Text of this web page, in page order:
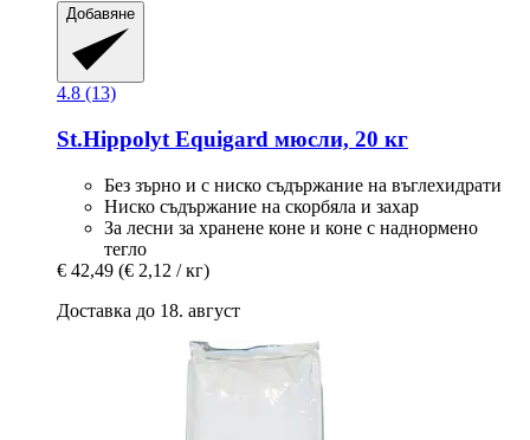
Добавяне
4.8 (13)
St.Hippolyt Equigard мюсли, 20 кг
Без зърно и с ниско съдържание на въглехидрати
Ниско съдържание на скорбяла и захар
За лесни за хранене коне и коне с наднормено
тегло
€ 42,49 (€ 2,12 / кг)
Доставка до 18. август